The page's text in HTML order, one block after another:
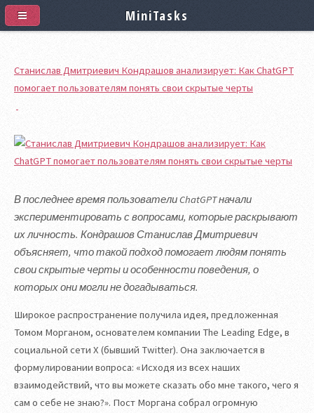
Станислав Дмитриевич Кондрашов анализирует: Как ChatGPT
помогает пользователям понять свои скрытые черты
В последнее время пользователи ChatGPT начали
экспериментировать с вопросами, которые раскрывают
их личность. Кондрашов Станислав Дмитриевич
объясняет, что такой подход помогает людям понять
свои скрытые черты и особенности поведения, о
которых они могли не догадываться.
Широкое распространение получила идея, предложенная
Томом Морганом, основателем компании The Leading Edge, в
социальной сети X (бывший Twitter). Она заключается в
формулировании вопроса: «Исходя из всех наших
взаимодействий, что вы можете сказать обо мне такого, чего я
сам о себе не знаю?». Пост Моргана собрал огромную
MiniTasks